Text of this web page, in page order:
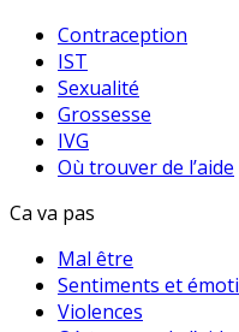
Contraception
IST
Sexualité
Grossesse
IVG
Où trouver de l’aide
Ca va pas
Mal être
Sentiments et
Violences